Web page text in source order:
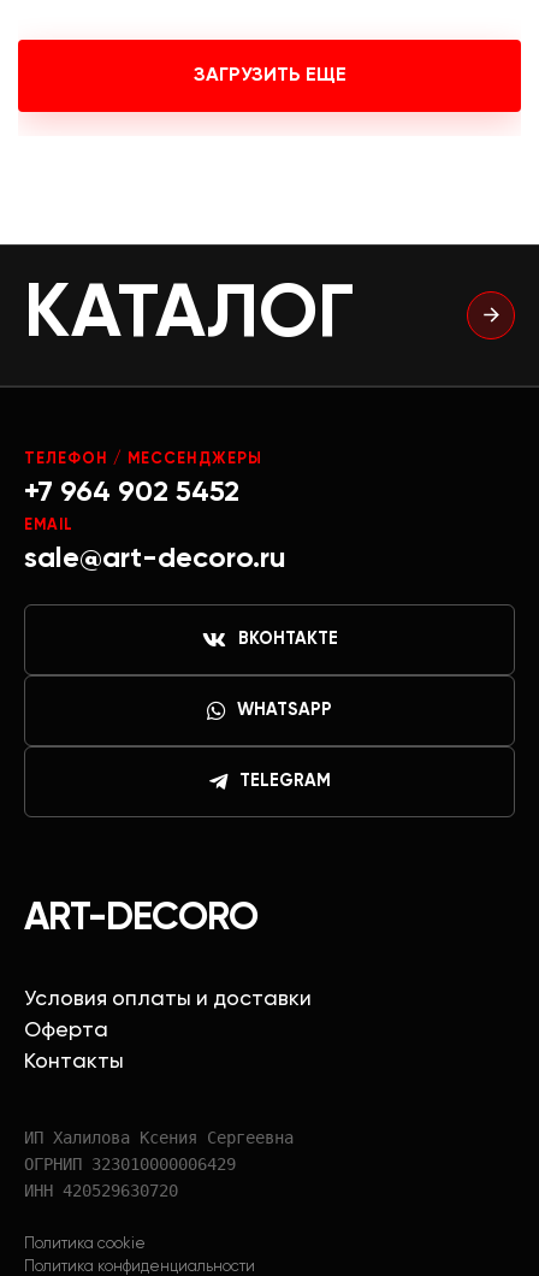
ЗАГРУЗИТЬ ЕЩЕ
КАТАЛОГ
ART-DECORO
Условия оплаты и доставки
Оферта
Контакты
ИП Халилова Ксения Сергеевна
ОГРНИП 323010000006429
ИНН 420529630720
Политика cookie
Политика конфиденциальности
ТЕЛЕФОН / МЕССЕНДЖЕРЫ
+7 964 902 5452
EMAIL
sale@art-decoro.ru
ВКОНТАКТЕ
WHATSAPP
TELEGRAM